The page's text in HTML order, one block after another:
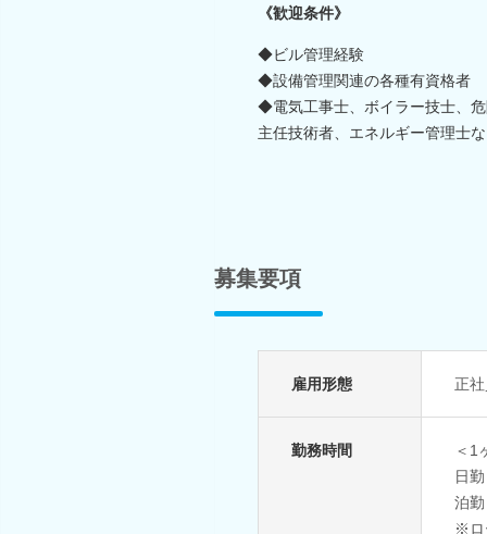
《歓迎条件》
◆ビル管理経験
◆設備管理関連の各種有資格者
◆電気工事士、ボイラー技士、
主任技術者、エネルギー管理士
募集要項
雇用形態 正
勤務時間
＜1
日
泊
※ロ